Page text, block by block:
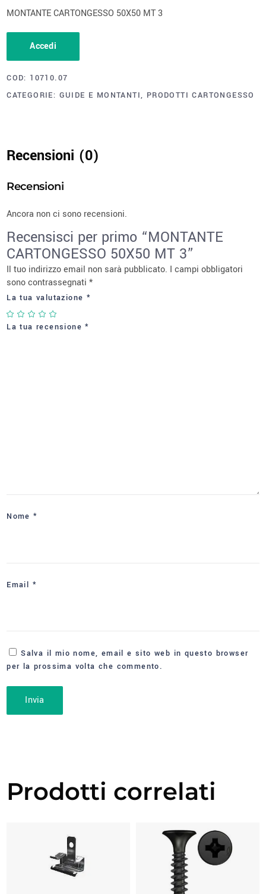
MONTANTE CARTONGESSO 50X50 MT 3
Accedi
COD: 10710.07
CATEGORIE: GUIDE E MONTANTI, PRODOTTI CARTONGESSO
Recensioni (0)
Recensioni
Ancora non ci sono recensioni.
Recensisci per primo “MONTANTE
CARTONGESSO 50X50 MT 3”
Il tuo indirizzo email non sarà pubblicato. I campi obbligatori
sono contrassegnati*
La tua valutazione *
La tua recensione*
Nome*
Email *
Salva il mio nome, email e sito web in questo browser
per la prossima volta che commento.
Prodotti correlati